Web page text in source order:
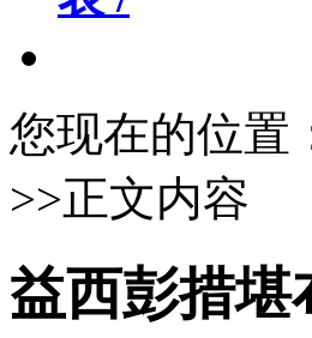
您现在的位置
>>正文内容
益西彭措堪